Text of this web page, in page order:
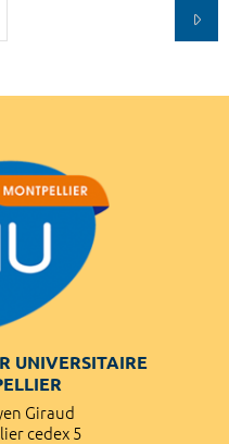
UNIVERSITAIRE
Giraud
cedex 5